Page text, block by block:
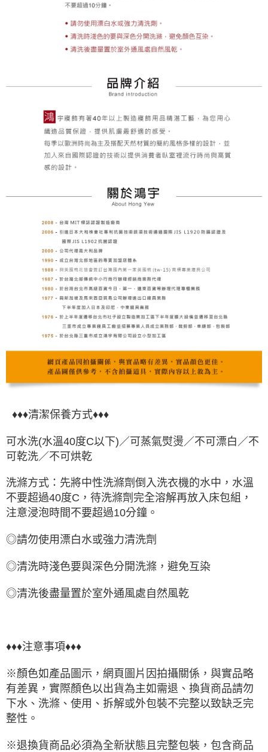
♦♦♦清潔保養方式♦♦♦
可水洗(水溫40度C以下)／可蒸氣熨燙／不可漂白／不
可乾洗／不可烘乾
洗滌方式：先將中性洗滌劑倒入洗衣機的水中，水溫
不要超過40度C，待洗滌劑完全溶解再放入床包組，
注意浸泡時間不要超過10分鐘。
◎請勿使用漂白水或強力清洗劑
◎清洗時淺色要與深色分開洗滌，避免互染
◎清洗後盡量置於室外通風處自然風乾
♦♦♦注意事項♦♦♦
※顏色如產品圖示，網頁圖片因拍攝關係，與實品略
有差異，實際顏色以出貨為主如需退、換貨商品請勿
下水、洗滌、使用、拆解或外包裝不完整以致缺乏完
整性。
※退換貨商品必須為全新狀態且完整包裝，包含商品